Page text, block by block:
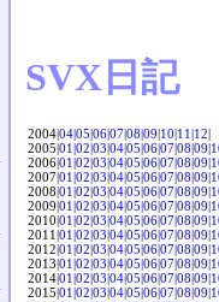
SVX日記
2004|04|05|06|07|08|09|10|11|12|
2005|01|02|03|04|05|06|07|08|09|
2006|01|02|03|04|05|06|07|08|09|
2007|01|02|03|04|05|06|07|08|09|
2008|01|02|03|04|05|06|07|08|09|
2009|01|02|03|04|05|06|07|08|09|
2010|01|02|03|04|05|06|07|08|09|
2011|01|02|03|04|05|06|07|08|09|
2012|01|02|03|04|05|06|07|08|09|
2013|01|02|03|04|05|06|07|08|09|
2014|01|02|03|04|05|06|07|08|09|
2015|01|02|03|04|05|06|07|08|09|